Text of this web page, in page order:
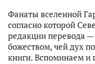
Фанаты вселенной
согласно которой
редакции перевода
божеством, чей дух
книги. Вспоминаем и